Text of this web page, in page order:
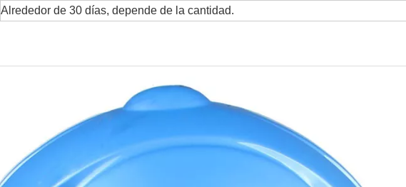
Alrededor de 30 días, depende de la cantidad.